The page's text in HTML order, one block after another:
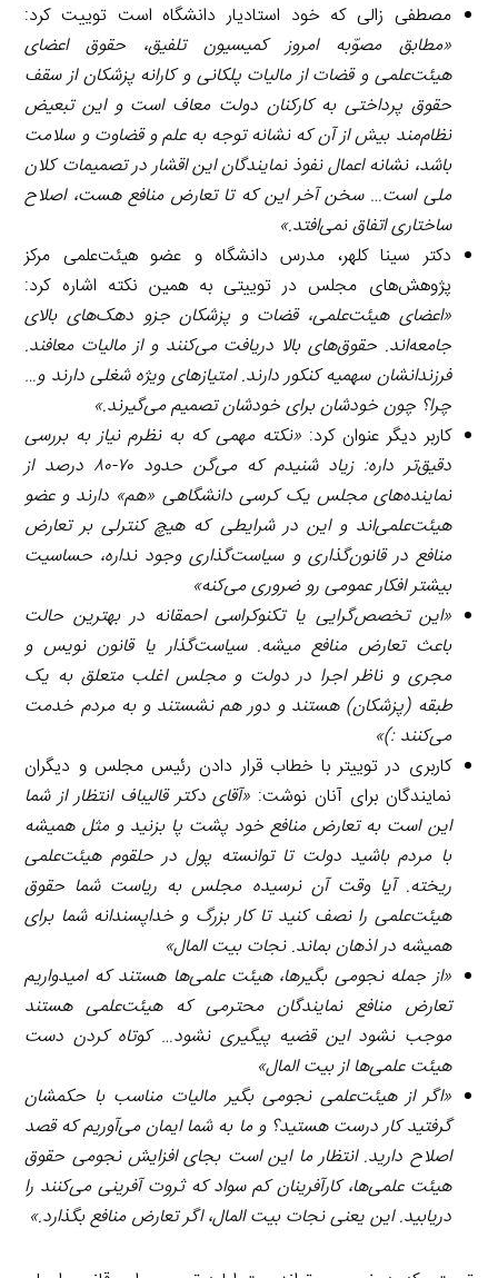
مصطفی زالی که خود استادیار دانشگاه است توییت کرد:
«مطابق مصوّبه امروز کمیسیون تلفیق، حقوق اعضای
هیئت‌علمی و قضات از مالیات پلکانی و کارانه پزشکان از سقف
حقوق پرداختی به کارکنان دولت معاف است و این تبعیض
نظام‌مند بیش از آن که نشانه توجه به علم و قضاوت و سلامت
باشد، نشانه اعمال نفوذ نمایندگان این اقشار در تصمیمات کلان
ملی است… سخن آخر این که تا تعارض منافع هست، اصلاح
ساختاری اتفاق نمی‌افتد.»
دکتر سینا کلهر، مدرس دانشگاه و عضو هیئت‌علمی مرکز
پژوهش‌های مجلس در توییتی به همین نکته اشاره کرد:
«اعضای هیئت‌علمی، قضات و پزشکان جزو دهک‌های بالای
جامعه‌اند. حقوق‌های بالا دریافت می‌کنند و از مالیات معافند.
فرزندانشان سهمیه کنکور دارند. امتیازهای ویژه شغلی دارند و…
چرا؟ چون خودشان برای خودشان تصمیم می‌گیرند.»
کاربر دیگر عنوان کرد:«نکته مهمی که به نظرم نیاز به بررسی
دقیق‌تر داره: زیاد شنیدم که می‌گن حدود ۷۰-۸۰ درصد از
نماینده‌های مجلس یک کرسی دانشگاهی «هم» دارند و عضو
هیئت‌علمی‌اند و این در شرایطی که هیچ کنترلی بر تعارض
منافع در قانون‌گذاری و سیاست‌گذاری وجود نداره، حساسیت
بیشتر افکار عمومی رو ضروری می‌کنه»
«این تخصص‌گرایی یا تکنوکراسی احمقانه در بهترین حالت
باعث تعارض منافع میشه. سیاست‌گذار یا قانون نویس و
مجری و ناظر اجرا در دولت و مجلس اغلب متعلق به یک
طبقه (پزشکان) هستند و دور هم نشستند و به مردم خدمت
می‌کنند :)»
کاربری در توییتر با خطاب قرار دادن رئیس مجلس و دیگران
نمایندگان برای آنان نوشت: «آقای دکتر قالیباف انتظار از شما
این است به تعارض منافع خود پشت پا بزنید و مثل همیشه
با مردم باشید دولت تا توانسته پول در حلقوم هیئت‌علمی
ریخته. آیا وقت آن نرسیده مجلس به ریاست شما حقوق
هیئت‌علمی را نصف کنید تا کار بزرگ و خداپسندانه شما برای
همیشه در اذهان بماند. نجات بیت المال»
«از جمله نجومی بگیرها، هیئت علمی‌ها هستند که امیدواریم
تعارض منافع نمایندگان محترمی که هیئت‌علمی هستند
موجب نشود این قضیه پیگیری نشود… کوتاه کردن دست
هیئت علمی‌ها از بیت المال»
«اگر از هیئت‌علمی نجومی بگیر مالیات مناسب با حکمشان
گرفتید کار درست هستید؟ و ما به شما ایمان می‌آوریم که قصد
اصلاح دارید. انتظار ما این است بجای افزایش نجومی حقوق
هیئت علمی‌ها، کارآفرینان کم سواد که ثروت آفرینی می‌کنند را
دریابید. این یعنی نجات بیت المال، اگر تعارض منافع بگذارد.»